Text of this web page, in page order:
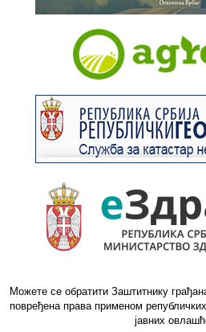
Можете се обратити Заштитнику
повређена права применом
јавних